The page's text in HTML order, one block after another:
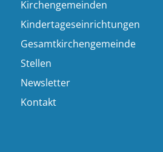
Kirchengemeinden
Kindertageseinrichtungen
Gesamtkirchengemeinde
Stellen
Newsletter
Kontakt